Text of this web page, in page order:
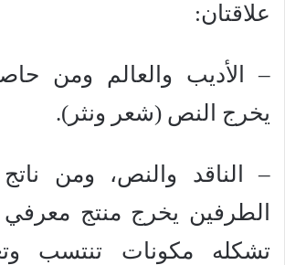
علاقتان:
– الأديب والعالم ومن
يخرج النص (شعر ونثر).
– الناقد والنص، ومن
الطرفين يخرج منتج
تشكله مكونات تنتسب